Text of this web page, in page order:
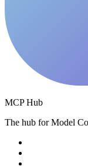
MCP Hub
The hub for Model